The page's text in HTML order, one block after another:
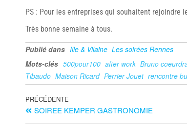
PS : Pour les entreprises qui souhaitent rejoindre
Très bonne semaine à tous.
Publié dans Ille & Vilaine Les soirées Rennes
Mots-clés 500pour100 after work Bruno
Tibaudo Maison Ricard Perrier Jouet rencontre
PRÉCÉDENTE
SOIREE KEMPER GASTRONOMIE